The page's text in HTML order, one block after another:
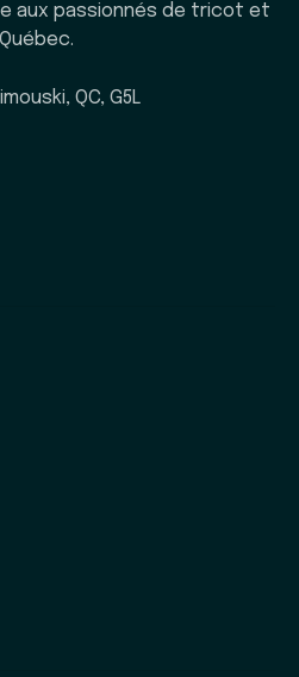
aux passionnés de tricot et
QC, G5L